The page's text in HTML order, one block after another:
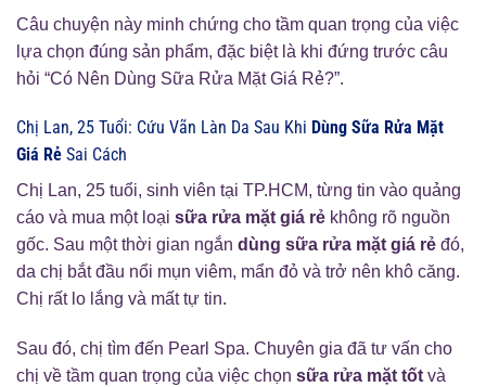
Câu chuyện này minh chứng cho tầm quan trọng của việc
lựa chọn đúng sản phẩm, đặc biệt là khi đứng trước câu
hỏi “Có Nên Dùng Sữa Rửa Mặt Giá Rẻ?”.
Chị Lan, 25 Tuổi: Cứu Vãn Làn Da Sau Khi Dùng Sữa Rửa Mặt
Giá Rẻ Sai Cách
Chị Lan, 25 tuổi, sinh viên tại TP.HCM, từng tin vào quảng
cáo và mua một loại sữa rửa mặt giá rẻ không rõ nguồn
gốc. Sau một thời gian ngắn dùng sữa rửa mặt giá rẻ đó,
da chị bắt đầu nổi mụn viêm, mẩn đỏ và trở nên khô căng.
Chị rất lo lắng và mất tự tin.
Sau đó, chị tìm đến Pearl Spa. Chuyên gia đã tư vấn cho
chị về tầm quan trọng của việc chọn sữa rửa mặt tốt và